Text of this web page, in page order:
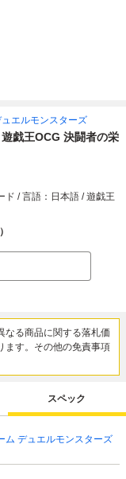
エルモンスターズ
戯王OCG 決闘者の栄
ド / 言語：日本語 / 遊戯王
）
なる商品に関する落札価
ます。その他の免責事項
スペック
ム デュエルモンスターズ